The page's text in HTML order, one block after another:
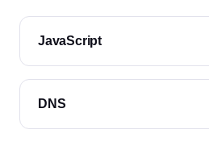
JavaScript
DNS